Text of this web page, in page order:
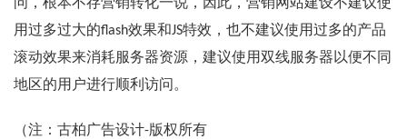
问，根本不存营销转化一说，因此，营销网站建设不建议使
用过多过大的flash效果和JS特效，也不建议使用过多的产品
滚动效果来消耗服务器资源，建议使用双线服务器以便不同
地区的用户进行顺利访问。
（注：古柏广告设计-版权所有